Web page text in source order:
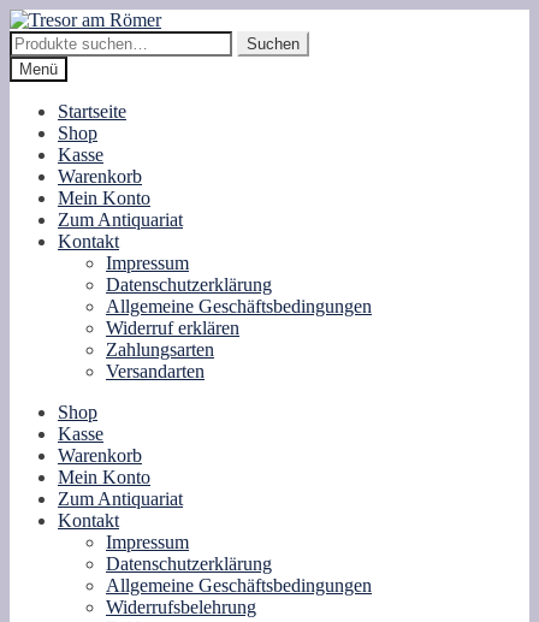
Zur
Navigation
springen
Zum
Inhalt
springen
Suche
nach:
Suchen
Menü
Startseite
Shop
Kasse
Warenkorb
Mein Konto
Zum Antiquariat
Kontakt
Impressum
Datenschutzerklärung
Allgemeine Geschäftsbedingungen
Widerruf erklären
Zahlungsarten
Versandarten
Shop
Kasse
Warenkorb
Mein Konto
Zum Antiquariat
Kontakt
Impressum
Datenschutzerklärung
Allgemeine Geschäftsbedingungen
Widerrufsbelehrung